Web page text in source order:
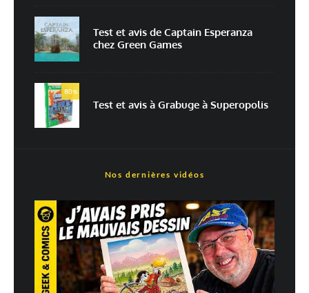
traitées
Test et avis de Captain Esperanza
chez Green Games
80%
Test et avis à Grabuge à Superopolis
Nos dernières vidéos